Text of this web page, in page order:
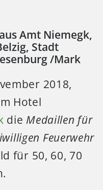
Amt Niemegk,
Stadt
/Mark
2018,
Hotel
die Medaillen für
Feuerwehr
für 50, 60, 70